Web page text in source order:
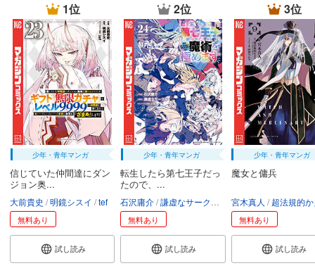
1位
少年・青年マンガ
信じていた仲間達にダン
ジョン奥...
大前貴史 明鏡シスイ tef
無料あり
試し読み
2位
少年・青年マンガ
転生したら第七王子だっ
たので、...
石沢庸介 謙虚なサークル メル。
無料あり
試し読み
3位
少年・青年マンガ
魔女と傭兵
宮木真人 超法規的か
無料あり
試し読み